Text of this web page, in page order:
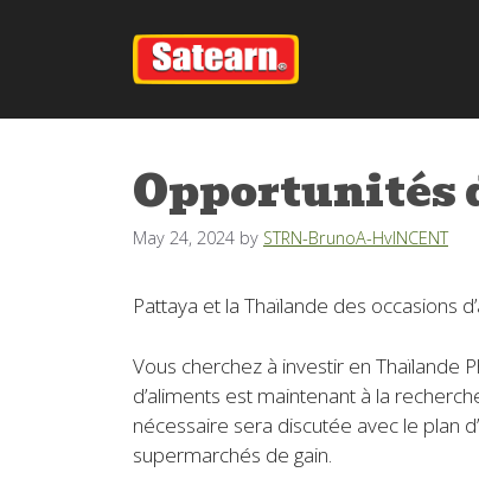
Opportunités
May 24, 2024 by STRN-BrunoA-HvINCENT
Pattaya et la Thaïlande des occasions
Vous cherchez à investir en Thaïlande
d’aliments est maintenant à la
nécessaire sera discutée avec le plan
supermarchés de gain.